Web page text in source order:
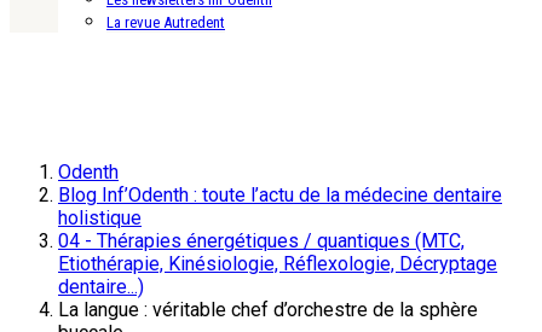
La revue Autredent
Odenth
Blog Inf’Odenth : toute l’actu de la médecine dentaire
holistique
04 - Thérapies énergétiques / quantiques (MTC,
Etiothérapie, Kinésiologie, Réflexologie, Décryptage
dentaire...)
La langue : véritable chef d’orchestre de la sphère